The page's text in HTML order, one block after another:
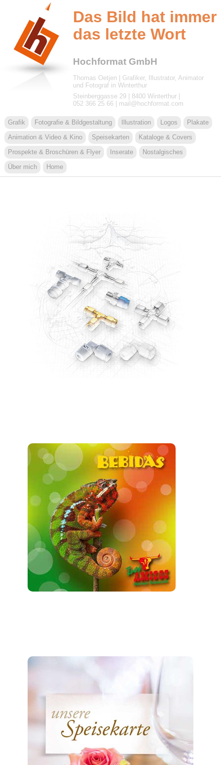
Das Bild hat immer
das letzte Wort
Hochformat GmbH
Thomas Oetjen | Grafiker, Illustrator, Animator
und Fotograf in Winterthur
Steinberggasse 29 | 8400 Winterthur |
052 366 25 66 | mail@ hochformat com
Grafik Fotografie & Bildgestaltung Illustration Logos
Plakate
Animation & Video & Kino
Speisekarten
Kataloge & Covers
Prospekte & Broschüren & Flyer
Inserate
Nostalgisches
Über mich
Home